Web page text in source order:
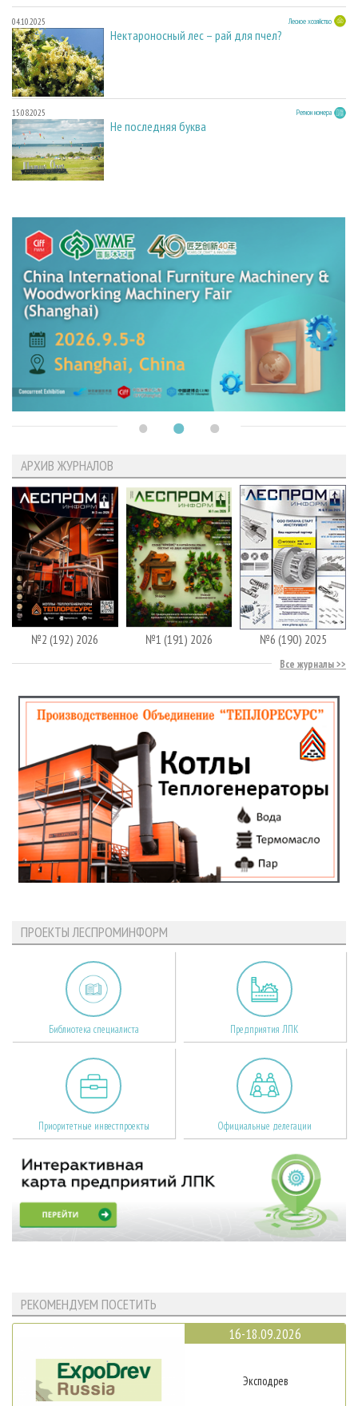
04.10.2025 Лесное хозяйство
Нектароносный лес – рай для пчел?
15.08.2025 Регион номера
Не последняя буква
АРХИВ ЖУРНАЛОВ
№2 (192) 2026 №1 (191) 2026 №6 (190) 2025
Все журналы
ПРОЕКТЫ ЛЕСПРОМИНФОРМ
Библиотека специалиста Предприятия ЛПК
Приоритетные инвестпроекты Официальные делегации
РЕКОМЕНДУЕМ ПОСЕТИТЬ
16-18.09.2026
Эксподрев